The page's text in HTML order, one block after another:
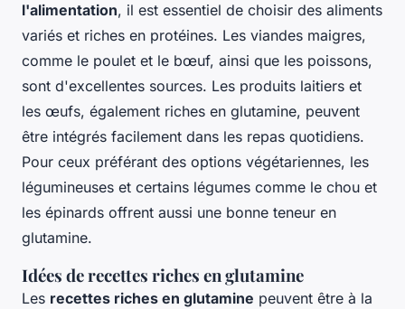
l'alimentation, il est essentiel de choisir des aliments
variés et riches en protéines. Les viandes maigres,
comme le poulet et le bœuf, ainsi que les poissons,
sont d'excellentes sources. Les produits laitiers et
les œufs, également riches en glutamine, peuvent
être intégrés facilement dans les repas quotidiens.
Pour ceux préférant des options végétariennes, les
légumineuses et certains légumes comme le chou et
les épinards offrent aussi une bonne teneur en
glutamine.
Idées de recettes riches en glutamine
Les recettes riches en glutamine peuvent être à la